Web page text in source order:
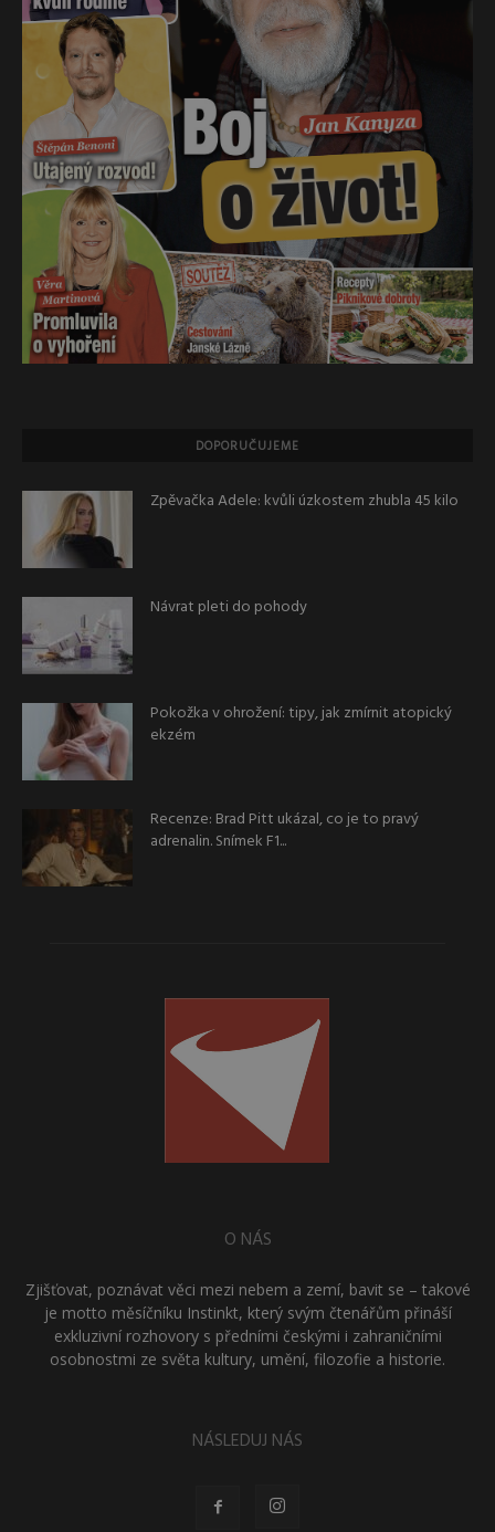
DOPORUČUJEME
Zpěvačka Adele: kvůli úzkostem zhubla 45 kilo
Návrat pleti do pohody
Pokožka v ohrožení: tipy, jak zmírnit atopický
ekzém
Recenze: Brad Pitt ukázal, co je to pravý
adrenalin. Snímek F1...
O NÁS
Zjišťovat, poznávat věci mezi nebem a zemí, bavit se – takové
je motto měsíčníku Instinkt, který svým čtenářům přináší
exkluzivní rozhovory s předními českými i zahraničními
osobnostmi ze světa kultury, umění, filozofie a historie.
NÁSLEDUJ NÁS